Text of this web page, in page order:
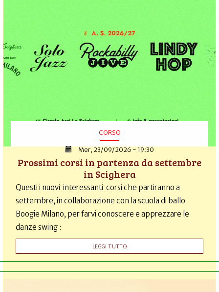
CORSO
Mer, 23/09/2026 - 19:30
Prossimi corsi in partenza da settembre
in Scighera
Questi i nuovi interessanti corsi che partiranno a
settembre, in collaborazione con la scuola di ballo
Boogie Milano, per farvi conoscere e apprezzare le
danze swing :
LEGGI TUTTO